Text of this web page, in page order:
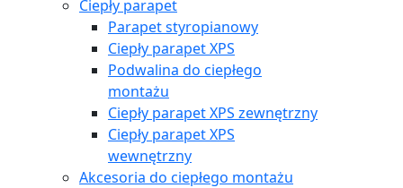
Ciepły parapet
Parapet styropianowy
Ciepły parapet XPS
Podwalina do ciepłego
montażu
Ciepły parapet XPS zewnętrzny
Ciepły parapet XPS
wewnętrzny
Akcesoria do ciepłego montażu